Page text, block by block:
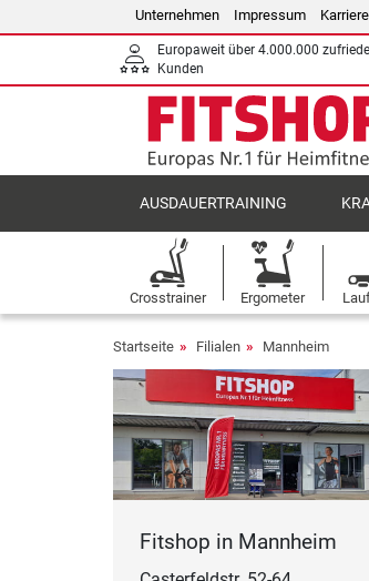
Unternehmen Impressum Karriere
Europaweit über 4.000.000
Kunden
AUSDAUERTRAINING
Crosstrainer Ergometer
Startseite Filialen Mannheim
Fitshop in Mannheim